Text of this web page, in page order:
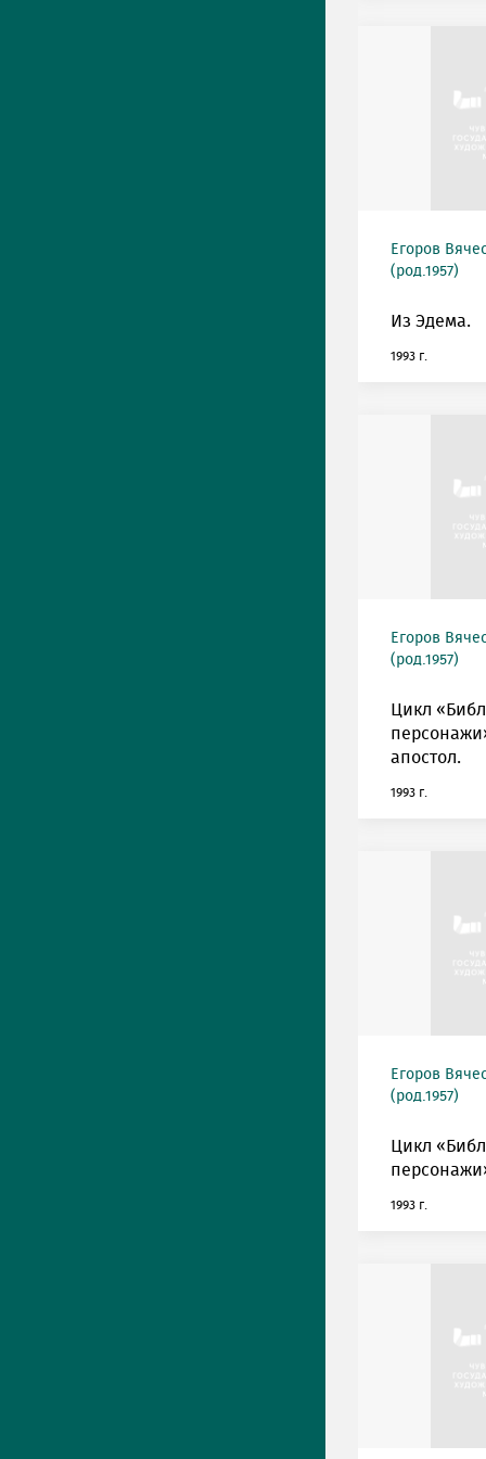
Егоров
(род.1957)
Из Эдема.
1993 г.
Егоров
(род.1957)
Цикл
апостол.
1993 г.
Егоров
(род.1957)
Цикл
1993 г.